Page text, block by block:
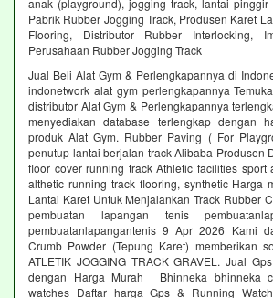
anak (playground), jogging track, lantai
Pabrik Rubber Jogging Track, Produsen Karet
Flooring, Distributor Rubber Interlocking,
Perusahaan Rubber Jogging Track
Jual Beli Alat Gym & Perlengkapannya di
indonetwork alat gym perlengkapannya
distributor Alat Gym & Perlengkapannya
menyediakan database terlengkap dengan
produk Alat Gym. Rubber Paving ( For
penutup lantai berjalan track Alibaba Produsen
floor cover running track Athletic facilities sport
althetic running track flooring, synthetic Harga
Lantai Karet Untuk Menjalankan Track Rubber
pembuatan lapangan tenis
pembuatanlapangantenis 9 Apr 2026 Kami
Crumb Powder (Tepung Karet) memberikan
ATLETIK JOGGING TRACK GRAVEL. Jual
dengan Harga Murah | Bhinneka bhinneka
watches Daftar harga Gps & Running